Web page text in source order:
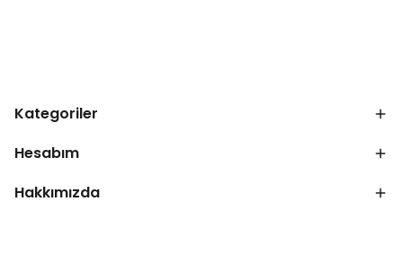
Kategoriler
Hesabım
Hakkımızda